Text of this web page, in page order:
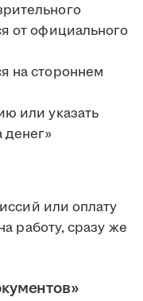
от официального
на стороннем
или указать
или оплату
работу, сразу же